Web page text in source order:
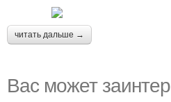
читать дальше →
Вас может